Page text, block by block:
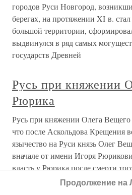
городов Руси Новгород,
берегах, на протяжении XI в.
большой территории,
выдвинулся в ряд самых
государств Древней
Русь при княжении
Рюрика
Русь при княжении Олега
что после Аскольдова Крещения
язычество на Руси князь Олег
вначале от имени Игоря
власть у Рюрика после смерти
князь Олег? И почему его
Продолжение на